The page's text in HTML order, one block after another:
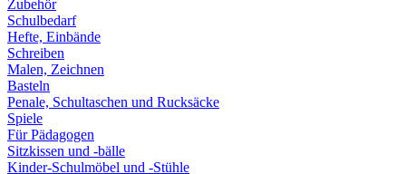
Zubehör
Schulbedarf
Hefte, Einbände
Schreiben
Malen, Zeichnen
Basteln
Penale, Schultaschen und Rucksäcke
Spiele
Für Pädagogen
Sitzkissen und -bälle
Kinder-Schulmöbel und -Stühle